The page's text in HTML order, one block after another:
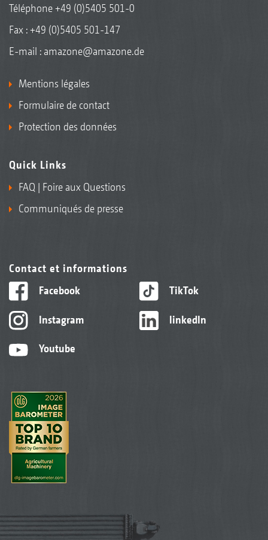
Téléphone+49 (0)5405 501-0
Fax : +49 (0)5405 501-147
E-mail : amazone@amazone.de
Mentions légales
Formulaire de contact
Protection des données
Quick Links
FAQ | Foire aux Questions
Communiqués de presse
Contact et informations
Facebook
Instagram
Youtube
TikTok
linkedIn